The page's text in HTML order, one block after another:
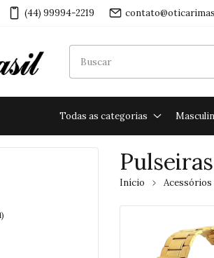
(44) 99994-2219
Todas as categorias
Início Acessórios